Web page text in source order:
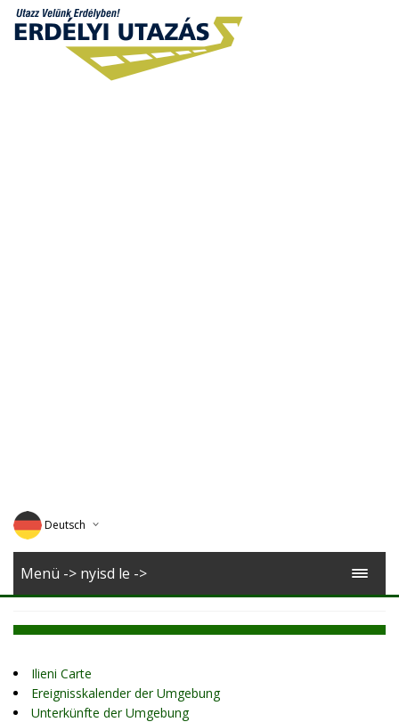
Deutsch
English
Menü -> nyisd le ->
Ilieni Carte
Ereignisskalender der Umgebung
Unterkünfte der Umgebung